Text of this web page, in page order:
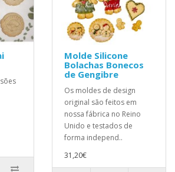
Molde Silicone
Bolachas Bonecos
de Gengibre
Os moldes de design
original são feitos em
nossa fábrica no Reino
Unido e testados de
forma independ..
31,20€